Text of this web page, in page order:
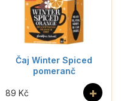
Čaj Winter Spiced
pomeranč
+
89 Kč